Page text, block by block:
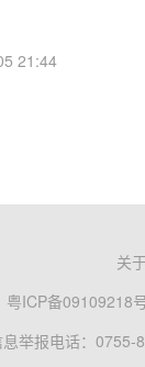
21:44
关
粤ICP备09109218
举报电话：0755-